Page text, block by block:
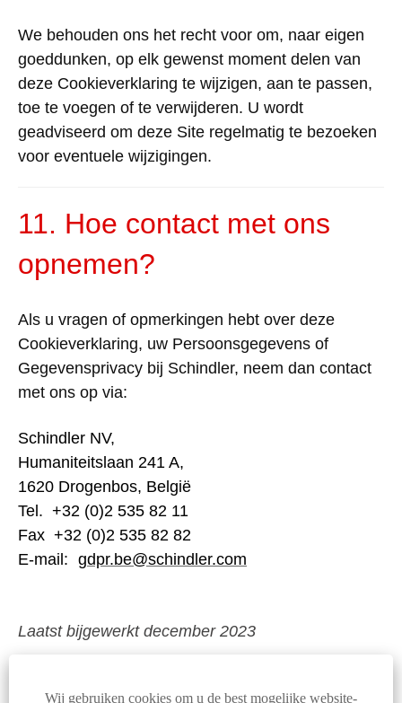
Wij gebruiken cookies om u de best mogelijke website-
We behouden ons het recht voor om, naar eigen
goeddunken, op elk gewenst moment delen van
deze Cookieverklaring te wijzigen, aan te passen,
toe te voegen of te verwijderen. U wordt
geadviseerd om deze Site regelmatig te bezoeken
voor eventuele wijzigingen.
11. Hoe contact met ons
opnemen?
Als u vragen of opmerkingen hebt over deze
Cookieverklaring, uw Persoonsgegevens of
Gegevensprivacy bij Schindler, neem dan contact
met ons op via:
Schindler NV,
Humaniteitslaan 241 A,
1620 Drogenbos, België
Tel. +32 (0)2 535 82 11
Fax +32 (0)2 535 82 82
E-mail: gdpr.be@schindler.com
Laatst bijgewerkt december 2023
© Schindler 2026